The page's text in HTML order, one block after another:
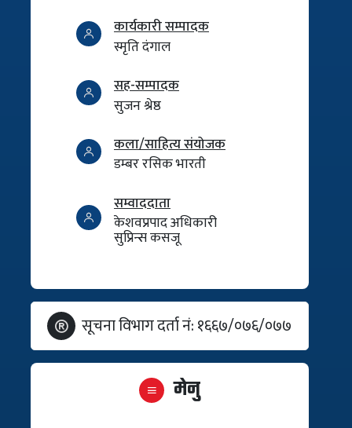
कार्यकारी सम्पादक
स्मृति दंगाल
सह-सम्पादक
सुजन श्रेष्ठ
कला/साहित्य संयोजक
डम्बर रसिक भारती
सम्वाददाता
केशवप्रपाद अधिकारी
सुप्रिन्स कसजू
सूचना विभाग दर्ता नं: १६६७/०७६/०७७
मेनु